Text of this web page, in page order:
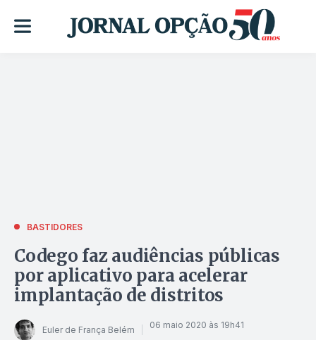
BASTIDORES
Codego faz audiências públicas
por aplicativo para acelerar
implantação de distritos
Euler de França Belém 06 maio 2020 às 19h41